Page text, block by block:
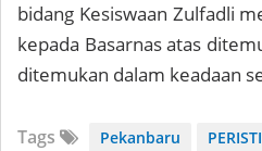
bidang Kesiswaan Zulfadli
kepada Basarnas atas
ditemukan dalam keadaan
Tags Pekanbaru